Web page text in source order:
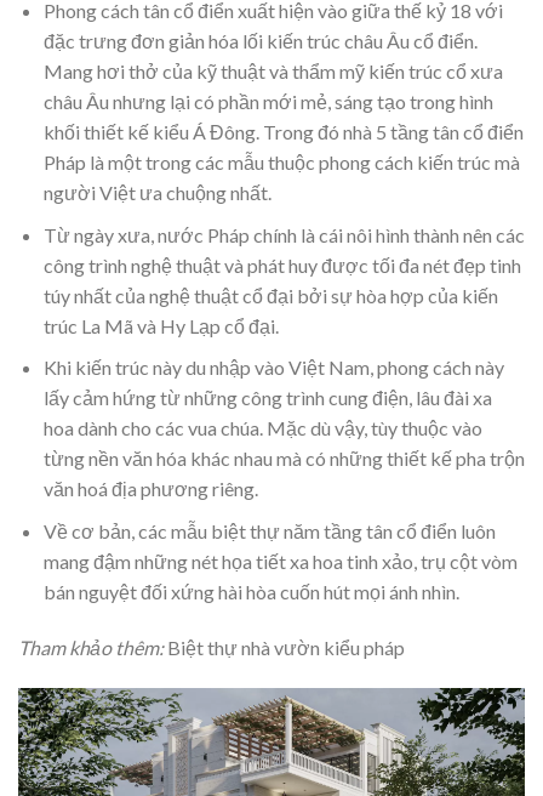
Phong cách tân cổ điển xuất hiện vào giữa thế kỷ 18 với
đặc trưng đơn giản hóa lối kiến trúc châu Âu cổ điển.
Mang hơi thở của kỹ thuật và thẩm mỹ kiến trúc cổ xưa
châu Âu nhưng lại có phần mới mẻ, sáng tạo trong hình
khối thiết kế kiểu Á Đông. Trong đó nhà 5 tầng tân cổ điển
Pháp là một trong các mẫu thuộc phong cách kiến trúc mà
người Việt ưa chuộng nhất.
Từ ngày xưa, nước Pháp chính là cái nôi hình thành nên các
công trình nghệ thuật và phát huy được tối đa nét đẹp tinh
túy nhất của nghệ thuật cổ đại bởi sự hòa hợp của kiến
trúc La Mã và Hy Lạp cổ đại.
Khi kiến trúc này du nhập vào Việt Nam, phong cách này
lấy cảm hứng từ những công trình cung điện, lâu đài xa
hoa dành cho các vua chúa. Mặc dù vậy, tùy thuộc vào
từng nền văn hóa khác nhau mà có những thiết kế pha trộn
văn hoá địa phương riêng.
Về cơ bản, các mẫu biệt thự năm tầng tân cổ điển luôn
mang đậm những nét họa tiết xa hoa tinh xảo, trụ cột vòm
bán nguyệt đối xứng hài hòa cuốn hút mọi ánh nhìn.
Tham khảo thêm:Biệt thự nhà vườn kiểu pháp